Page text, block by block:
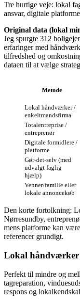
Tre hurtige veje: lokal
ansvar, digitale
Original data (lokal
Jeg spurgte 312
erfaringer med
tilfredshed og
dataen til at vælge
Metode
Lokal håndværker /
enkeltmandsfirma
Totalentreprise /
entreprenør
Digitale formidlere /
platforme
Gør‑det‑selv (med
udvalgt faglig
hjælp)
Venner/familie eller
lokale annoncekøb
Den korte fortolkning:
Nørresundby,
mens platforme kan
referencer grundigt.
Lokal håndværker
Perfekt til mindre og
tagreparation,
respons og